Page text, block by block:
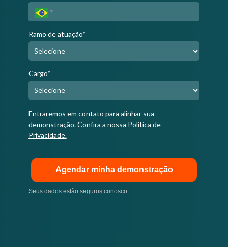
Ramo de atuação*
Cargo*
Entraremos em contato para alinhar sua
demonstração.Confira a nossa Política de
Privacidade.
Agendar minha demonstração
Seus dados estão seguros conosco